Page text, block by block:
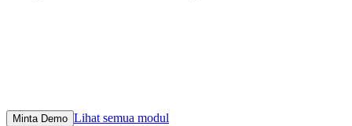
Minta Demo Lihat semua modul